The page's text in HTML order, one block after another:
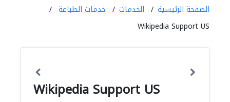
الصفحة الرئيسية الخدمات
خدمات الطباعة
Wikipedia Support US
Wikipedia Support US